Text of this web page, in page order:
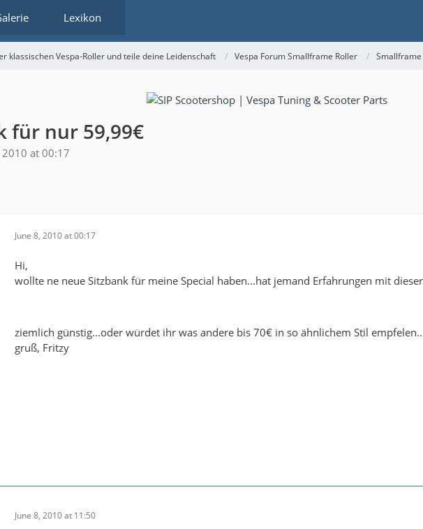
Lexikon
klassischen Vespa-Roller und teile deine Leidenschaft Vespa Forum Smallframe Roller
für nur 59,99€
2010 at 00:17
June 8, 2010 at 00:17
Hi,
wollte ne neue Sitzbank für meine Special haben...hat jemand Erfahrungen mit
ziemlich günstig...oder würdet ihr was andere bis 70€ in so ähnlichem Stil
gruß, Fritzy
June 8, 2010 at 11:50